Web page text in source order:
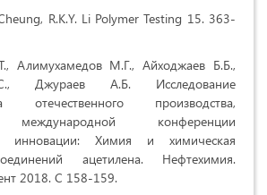
R.K.Y. Li Polymer Testing 15. 363-
Алимухамедов М.Г., Айходжаев Б.Б.,
Джураев А.Б. Исследование
отечественного производства,
конференции
инновации: Химия и химическая
ацетилена. Нефтехимия.
2018. С 158-159.